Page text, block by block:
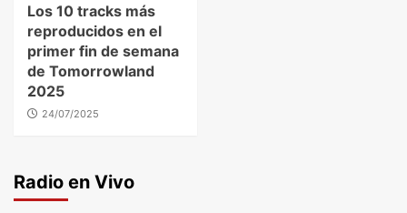
Los 10 tracks más
reproducidos en el
primer fin de semana
de Tomorrowland
2025
24/07/2025
Radio en Vivo